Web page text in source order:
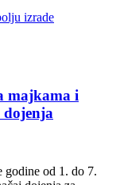
izrade
majkama i
dojenja
godine od 1. do 7.